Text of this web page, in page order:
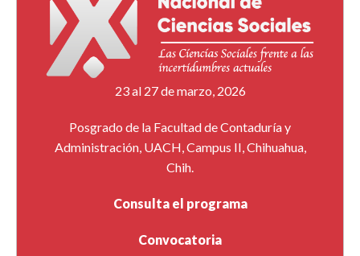
23 al 27 de marzo, 2026
Posgrado de la Facultad de Contaduría y
Administración, UACH, Campus II, Chihuahua,
Chih.
Consulta el programa
Convocatoria